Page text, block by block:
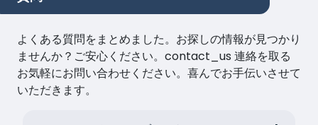
よくある質問をまとめました。お探しの情報が見つかり
ませんか？ご安心ください。contact_us 連絡を取る
お気軽にお問い合わせください。喜んでお手伝いさせて
いただきます。